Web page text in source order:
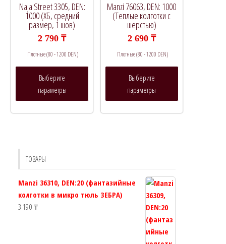
Naja Street 3305, DEN:
1000 (ХБ, средний
размер, 1 шов)
2 790₸
Плотные (80 - 1200 DEN)
Выберите
параметры
странице
товара.
Manzi 76063, DEN: 1000
(Теплые колготки с
шерстью)
2 690 ₸
Плотные (80 - 1200 DEN)
Выберите
параметры
ТОВАРЫ
Manzi 36310, DEN:20 (фантазийные
колготки в микро тюль ЗЕБРА)
3 190 ₸